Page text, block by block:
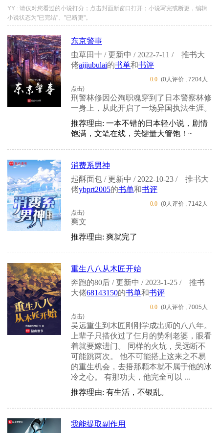
YY : 请仅对您看过的小说打分；点击封面新窗口打开；小说写完或断更，编辑
小说状态为"已完结"、"已断更"。
东京警事
虫草田十 / 更新中 / 2022-7-11 /
推书大
佬aijiubulai的书单和书评
0.0 (0人评价 , 7204人
点击)
刑警林修因公殉职魂穿到了日本警察林修
一身上，从此开启了一场异国执法生涯。
推荐理由: 一本不错的日本轻小说，剧情
饱满，文笔在线，关键量大管饱！~
消费系男神
起酥面包 / 更新中 / 2022-10-23 /
推书大
佬ybprt2005的书单和书评
0.0 (0人评价 , 7142人
点击)
爽文
推荐理由: 爽就完了
重生八八从木匠开始
奔跑的80后 / 更新中 / 2023-1-25 /
推书
大佬68143150的书单和书评
0.0 (0人评价 , 7005人
点击)
吴远重生到木匠刚刚学成出师的八八年。
上辈子只搭伙过了仨月的势利老婆，眼看
着就要嫁进门。 同样的火坑，吴远断不
可能跳两次。 他不可能搭上这来之不易
的重生机会，去捂那颗本就不属于他的冰
冷之心。 有那功夫，他完全可以 ...
推荐理由: 有生活，不银乱。
我能提取副作用